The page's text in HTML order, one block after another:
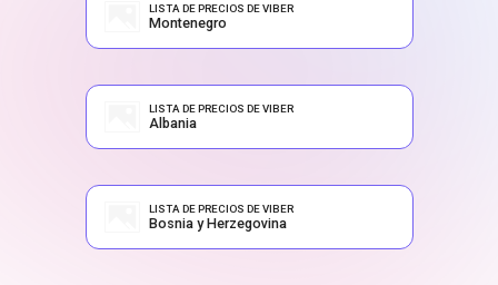
LISTA DE PRECIOS DE VIBER
Montenegro
LISTA DE PRECIOS DE VIBER
Albania
LISTA DE PRECIOS DE VIBER
Bosnia y Herzegovina